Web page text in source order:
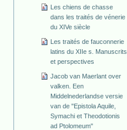
Les chiens de chasse
dans les traités de vénerie
du XIVe siècle
Les traités de fauconnerie
latins du XIIe s. Manuscrits
et perspectives
Jacob van Maerlant over
valken. Een
Middelnederlandse versie
van de "Epistola Aquile,
Symachi et Theodotionis
ad Ptolomeum"